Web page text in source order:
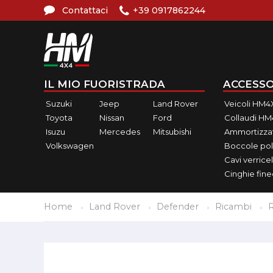
Contattaci +39 0917862244
IL MIO FUORISTRADA
Suzuki Jeep
Land Rover
Toyota
Nissan
Ford
Isuzu
Mercedes
Mitsubishi
Volkswagen
Veicoli
Collaudi
Boccole
Cavi
Cinghie
Home Land Rover Defender Ricambi